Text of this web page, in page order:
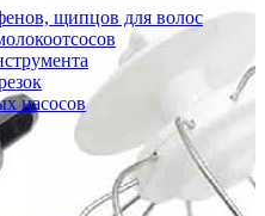
щипцов для волос
насосов